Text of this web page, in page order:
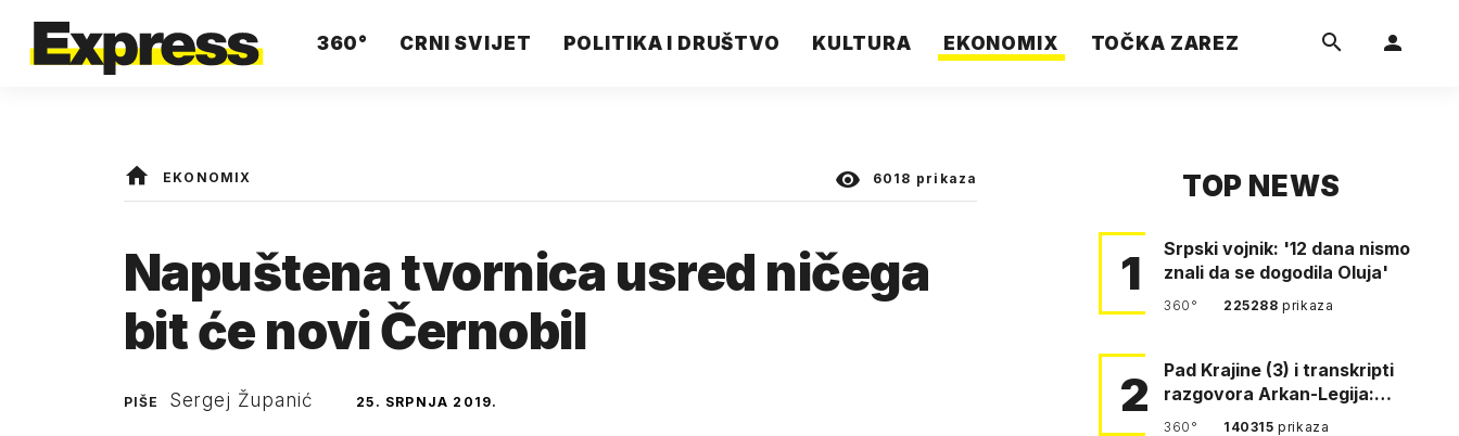
360° CRNI SVIJET POLITIKA I DRUŠTVO KULTURA EKONOMIX TOČKA ZAREZ
EKONOMIX 6018 prikaza
Napuštena tvornica usred ničega
bit će novi Černobil
PIŠE Sergej Županić 25. SRPNJA 2019.
TOP NEWS
1
Srpski vojnik: '12 dana nismo
znali da se dogodila Oluja'
360° 225288prikaza
2
Pad Krajine (3) i transkripti
razgovora Arkan-Legija:
'Čujem, prelazite ustašam…
360° 140315prikaza